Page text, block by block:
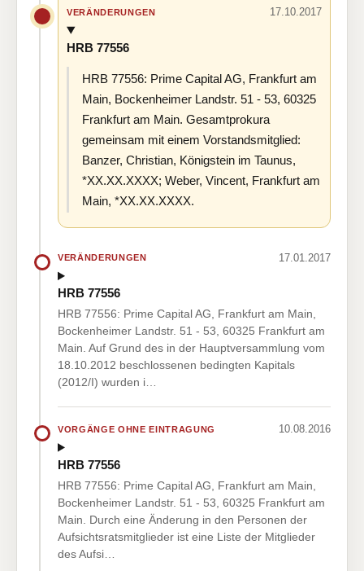
VERÄNDERUNGEN 17.10.2017
HRB 77556
HRB 77556: Prime Capital AG, Frankfurt am
Main, Bockenheimer Landstr. 51 - 53, 60325
Frankfurt am Main. Gesamtprokura
gemeinsam mit einem Vorstandsmitglied:
Banzer, Christian, Königstein im Taunus,
*XX.XX.XXXX; Weber, Vincent, Frankfurt am
Main, *XX.XX.XXXX.
VERÄNDERUNGEN 17.01.2017
HRB 77556
HRB 77556: Prime Capital AG, Frankfurt am Main,
Bockenheimer Landstr. 51 - 53, 60325 Frankfurt am
Main. Auf Grund des in der Hauptversammlung vom
18.10.2012 beschlossenen bedingten Kapitals
(2012/I) wurden i…
VORGÄNGE OHNE EINTRAGUNG 10.08.2016
HRB 77556
HRB 77556: Prime Capital AG, Frankfurt am Main,
Bockenheimer Landstr. 51 - 53, 60325 Frankfurt am
Main. Durch eine Änderung in den Personen der
Aufsichtsratsmitglieder ist eine Liste der Mitglieder
des Aufsi…